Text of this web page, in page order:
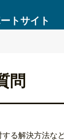
トサイト
問
る解決方法な